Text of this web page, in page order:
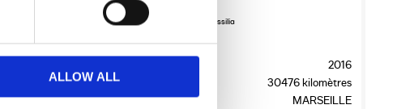
ALLOW ALL
13200 kilomètres
BEGLES
Harley-Davidson Massilia
2016
30476 kilomètres
Localisation:
MARSEILLE